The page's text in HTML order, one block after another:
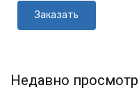
Заказать
Недавно